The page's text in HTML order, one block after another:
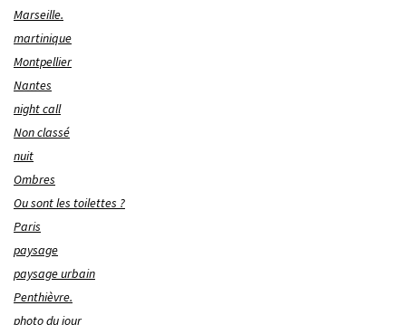
Marseille.
martinique
Montpellier
Nantes
night call
Non classé
nuit
Ombres
Ou sont les toilettes ?
Paris
paysage
paysage urbain
Penthièvre.
photo du jour